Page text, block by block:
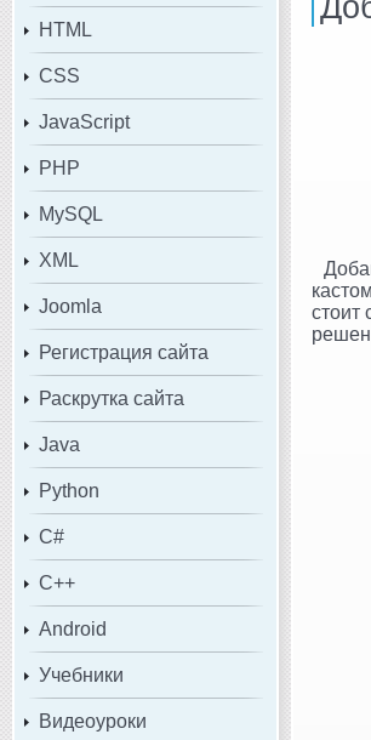
HTML
CSS
JavaScript
PHP
MySQL
XML
Joomla
Регистрация сайта
Раскрутка сайта
Java
Python
C#
C++
Android
Учебники
Видеоуроки
стоит